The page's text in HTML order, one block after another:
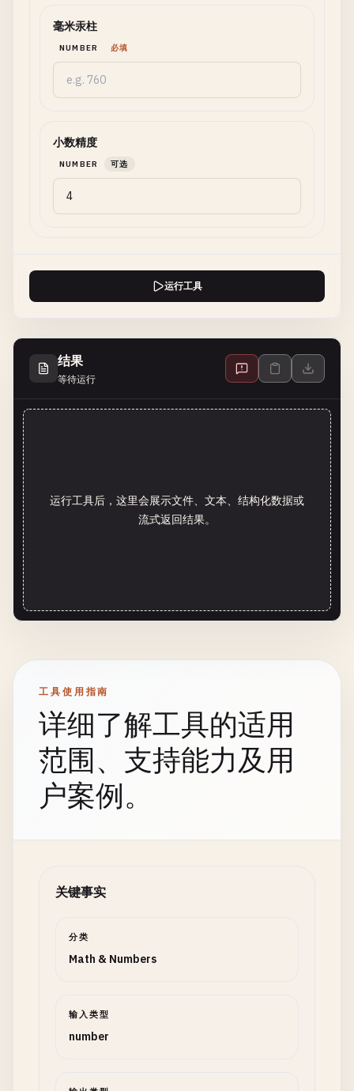
毫米汞柱
NUMBER 必填
小数精度
NUMBER 可选
运行工具
结果
等待运行
运行工具后，这里会展示文件、文本、结构化数据或
流式返回结果。
工具使用指南
详细了解工具的适用
范围、支持能力及用
户案例。
关键事实
分类
Math & Numbers
输入类型
number